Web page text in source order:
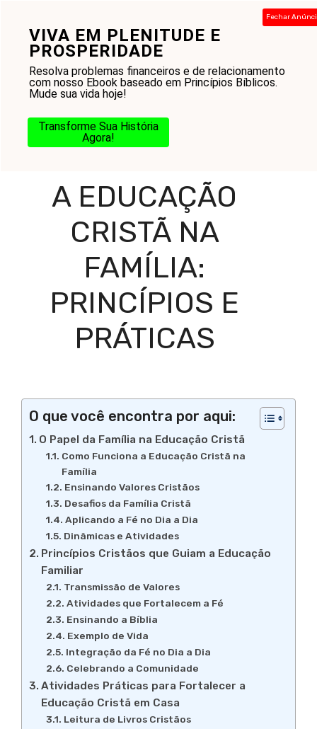
VIVA EM PLENITUDE E
PROSPERIDADE
Resolva problemas financeiros e de relacionamento
com nosso Ebook baseado em Princípios Bíblicos.
Mude sua vida hoje!
Transforme Sua História
Agora!
Fechar
conteúdo
Educação Cristã na Família: Princípios e Práticas
A EDUCAÇÃO
CRISTÃ NA
FAMÍLIA:
PRINCÍPIOS E
PRÁTICAS
O que você encontra por aqui:
O Papel da Família na Educação Cristã
Como Funciona a Educação Cristã na
Família
Ensinando Valores Cristãos
Desafios da Família Cristã
Aplicando a Fé no Dia a Dia
Dinâmicas e Atividades
Princípios Cristãos que Guiam a Educação
Familiar
Transmissão de Valores
Atividades que Fortalecem a Fé
Ensinando a Bíblia
Exemplo de Vida
Integração da Fé no Dia a Dia
Celebrando a Comunidade
Atividades Práticas para Fortalecer a
Educação Cristã em Casa
Leitura de Livros Cristãos